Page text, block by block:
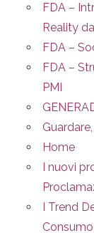
FDA –
Reality
FDA –
FDA –
PMI
Home
I nuovi
I Trend
Consumo